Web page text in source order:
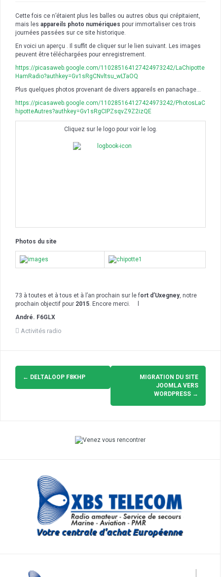
Cette fois ce n’étaient plus les balles ou autres obus qui crépitaient,
mais les appareils photo numériques pour immortaliser ces trois
journées passées sur ce site historique.
En voici un aperçu . Il suffit de cliquer sur le lien suivant. Les images
peuvent être téléchargées pour enregistrement.
https://picasaweb.google.com/110285164127424973242/LaChipotte
HamRadio?authkey=Gv1sRgCNvltsu_wLTaOQ
Plus quelques photos provenant de divers appareils en panachage…
https://picasaweb.google.com/110285164127424973242/PhotosLaC
hipotteAutres?authkey=Gv1sRgCIPZsqvZ9Z2izQE
Cliquez sur le logo pour voir le log.
Photos du site
73 à toutes et à tous et à l’an prochain sur le fort d’Uxegney, notre
prochain objectif pour 2015 . Encore merci. l
André. F6GLX
Activités radio
Navigation
d'article
← DELTALOOP F8KHP
MIGRATION DU SITE
JOOMLA VERS
WORDPRESS →